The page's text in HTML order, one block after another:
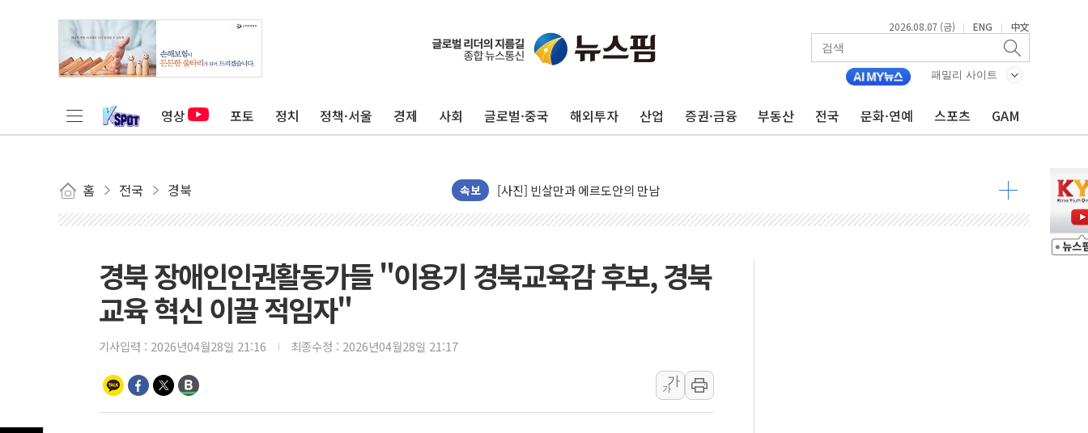
2026.08.07 (금) | ENG | 中文
패밀리 사이트
영상 포토 정치 정책·서울 경제 사회 글로벌·중국 해외투자 산업 증권·금융 부동산 전국 문화·연예 스포츠 GAM
홈 전국 경북 속보
[종합] 美 7월 고용 2만3000명 감소 '쇼크'…9월 금리 인상 기대 후퇴
[사진] 이슬람 수니파 3개국, 공동방위협정 체결
보훈부, 미 DPAA와 MOU… "6·25 미군 실종자 7359명 끝까지 찾겠다"
트럼프 "금리 내려야"…파월 때와 달리 워시엔 톤 낮춰
트럼프, 中 겨냥 폴리실리콘 관세 15% 부과…美 태양광주 급등
[사진] 빈살만과 에르도안의 만남
경북 장애인인권활동가들 "이용기 경북교육감 후보, 경북
교육 혁신 이끌 적임자"
기사입력 : 2026년04월28일 21:16 최종수정 : 2026년04월28일 21:17
가
가